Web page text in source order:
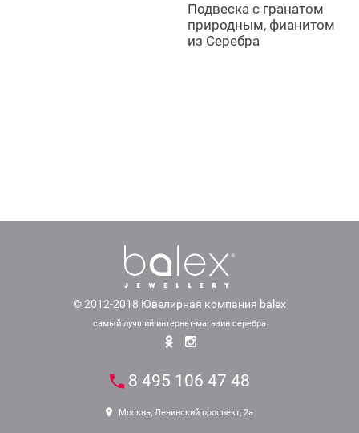
Подвеска с гранатом
природным, фианитом
из Серебра
© 2012-2018 Ювелирная компания balex
самый лучший интернет-магазин серебра
8 495 106 47 48
Москва, Ленинский проспект, 2а